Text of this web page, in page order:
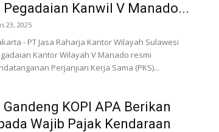
Pegadaian Kanwil V Manado...
23, 2025
- PT Jasa Raharja Kantor Wilayah Sulawesi
Kantor Wilayah V Manado resmi
Perjanjian Kerja Sama (PKS)...
KOPI APA Berikan
Wajib Pajak Kendaraan